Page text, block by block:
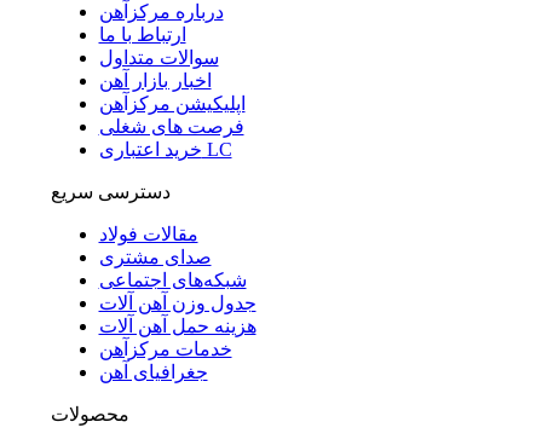
درباره مرکزآهن
ارتباط با ما
سوالات متداول
اخبار بازار آهن
اپلیکیشن مرکزآهن
فرصت های شغلی
خرید اعتباری LC
دسترسی سریع
مقالات فولاد
صدای مشتری
شبکه‌های اجتماعی
جدول وزن آهن آلات
هزینه حمل آهن آلات
خدمات مرکزآهن
جغرافیای آهن
محصولات